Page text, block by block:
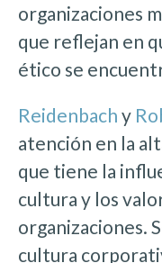
organizaciones
que reflejan en
ético se
Reidenbach y
atención en la
que tiene la
cultura y los
organizaciones.
cultura